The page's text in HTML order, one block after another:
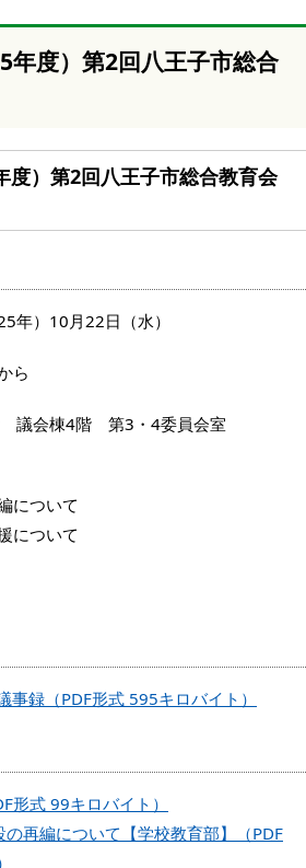
年度）第2回八王子市総合
度）第2回八王子市総合教育会
年）10月22日（水）
ら
議会棟4階 第3・4委員会室
について
について
事録（PDF形式 595キロバイト）
形式 99キロバイト）
再編について【学校教育部】（PDF